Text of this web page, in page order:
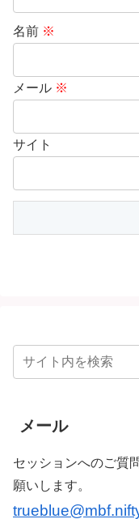
名前 ※
メール ※
サイト
メール
セッションへのご質
願いします。